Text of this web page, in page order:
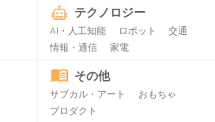
テクノロジー
AI・人工知能 ロボット
交通
情報・通信
家電
その他
サブカル・アート
おもちゃ
プロダクト